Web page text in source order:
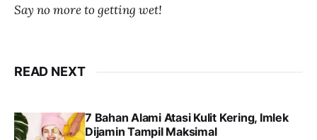
Say no more to getting wet!
READ NEXT
7 Bahan Alami Atasi Kulit Kering, Imlek
Dijamin Tampil Maksimal